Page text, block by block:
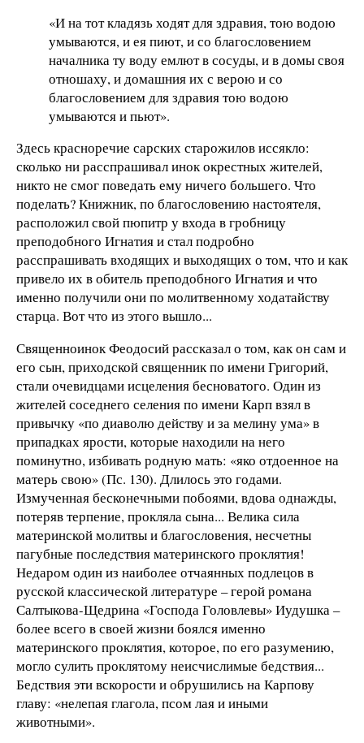
«И на тот кладязь ходят для здравия, тою водою
умываются, и ея пиют, и со благословением
началника ту воду емлют в сосуды, и в домы своя
отношаху, и домашния их с верою и со
благословением для здравия тою водою
умываются и пьют».
Здесь красноречие сарских старожилов иссякло:
сколько ни расспрашивал инок окрестных жителей,
никто не смог поведать ему ничего большего. Что
поделать? Книжник, по благословению настоятеля,
расположил свой пюпитр у входа в гробницу
преподобного Игнатия и стал подробно
расспрашивать входящих и выходящих о том, что и как
привело их в обитель преподобного Игнатия и что
именно получили они по молитвенному ходатайству
старца. Вот что из этого вышло...
Священноинок Феодосий рассказал о том, как он сам и
его сын, приходской священник по имени Григорий,
стали очевидцами исцеления бесноватого. Один из
жителей соседнего селения по имени Карп взял в
привычку «по диаволю действу и за мелину ума» в
припадках ярости, которые находили на него
поминутно, избивать родную мать: «яко отдоенное на
матерь свою» (Пс. 130). Длилось это годами.
Измученная бесконечными побоями, вдова однажды,
потеряв терпение, прокляла сына... Велика сила
материнской молитвы и благословения, несчетны
пагубные последствия материнского проклятия!
Недаром один из наиболее отчаянных подлецов в
русской классической литературе – герой романа
Салтыкова-Щедрина «Господа Головлевы» Иудушка –
более всего в своей жизни боялся именно
материнского проклятия, которое, по его разумению,
могло сулить проклятому неисчислимые бедствия...
Бедствия эти вскорости и обрушились на Карпову
главу: «нелепая глагола, псом лая и иными
животными».